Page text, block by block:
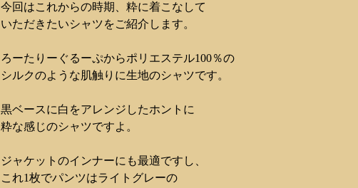
今回はこれからの時期、粋に着こなして
いただきたいシャツをご紹介します。
ろーたりーぐるーぷからポリエステル100％の
シルクのような肌触りに生地のシャツです。
黒ベースに白をアレンジしたホントに
粋な感じのシャツですよ。
ジャケットのインナーにも最適ですし、
これ1枚でパンツはライトグレーの